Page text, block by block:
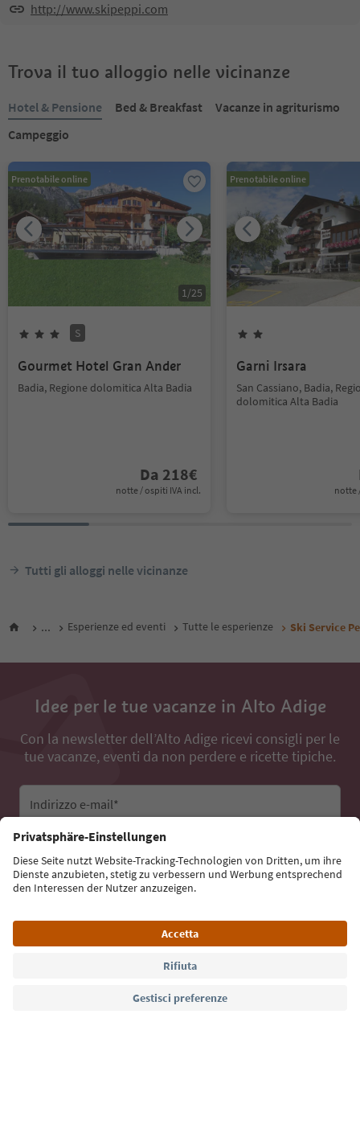
http://www.skipeppi.com
Trova il tuo alloggio nelle vicinanze
Hotel & Pensione Bed & Breakfast
Vacanze in agriturismo
Campeggio
Prenotabile online
1/25
S
Gourmet Hotel Gran Ander
Badia, Regione dolomitica Alta Badia
Da 218€
notte / ospiti IVA incl.
Prenotabile online
Garni Irsara
San Cassiano, Badia,
dolomitica Alta Badia
notte
Tutti gli alloggi nelle vicinanze
... Esperienze ed eventi Tutte le esperienze Ski Service
Idee per le tue vacanze in Alto Adige
Con la newsletter dell’Alto Adige ricevi consigli per le
tue vacanze, eventi da non perdere e ricette tipiche.
Indirizzo e-mail*
Iscriviti alla newsletter